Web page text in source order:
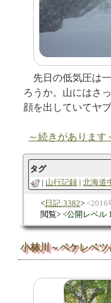
先日の低気圧は
ろうか。山にはさ
顔を出していてヤ
～続きがあります
タグ
山行記録
北海道
日記:3382 2016
閲覧
公開レベル
小林川～ペケレベツ